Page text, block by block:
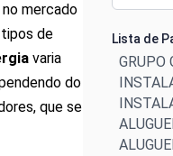
mercado
de
varia
do
que se
Lista de
GRUPO